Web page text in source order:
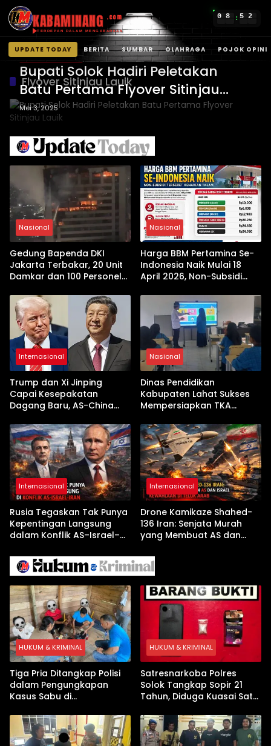
KABAMINANG .com
TERDEPAN DALAM MENGABARKAN
0 8 : 5 2
UPDATE TODAY BERITA SUMBAR OLAHRAGA POJOK OPINI
Langsung
konten
Flyover Sitinjau Lauik
Kabupaten Solok
Bupati Solok Hadiri Peletakan
Batu Pertama Flyover Sitinjau
Lauik
Mei 3, 2025
Nasional
Gedung Bapenda DKI
Jakarta Terbakar, 20 Unit
Damkar dan 100 Personel
Nasional
Harga BBM Pertamina Se-
Indonesia Naik Mulai 18
April 2026, Non-Subsidi
Internasional
Trump dan Xi Jinping
Capai Kesepakatan
Dagang Baru, AS-China
Jelang Kunjungan Beijing
Nasional
Dinas Pendidikan
Kabupaten Lahat Sukses
Mempersiapkan TKA
Pembekalan Latihan Soal
Tanpa Internet
Internasional
Rusia Tegaskan Tak Punya
Kepentingan Langsung
dalam Konflik AS–Israel–
Internasional
Drone Kamikaze Shahed-
136 Iran: Senjata Murah
yang Membuat AS dan
Arab
HUKUM & KRIMINAL
Tiga Pria Ditangkap Polisi
dalam Pengungkapan
Kasus Sabu di
Digital hingga Bong Disita
HUKUM & KRIMINAL
Satresnarkoba Polres
Solok Tangkap Sopir 21
Tahun, Diduga Kuasai Satu